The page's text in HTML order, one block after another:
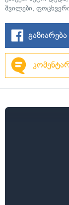
შვილები,
გაზიარება